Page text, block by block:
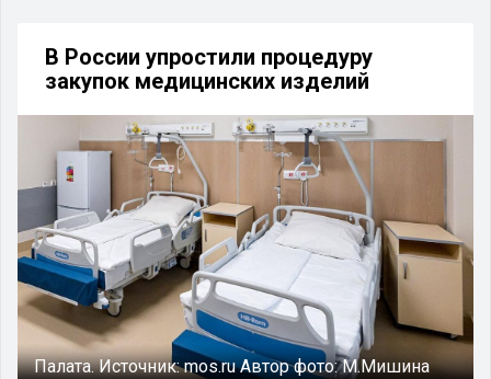
В России упростили процедуру
закупок медицинских изделий
Палата.Источник:mos.ruАвтор фото:М.Мишина